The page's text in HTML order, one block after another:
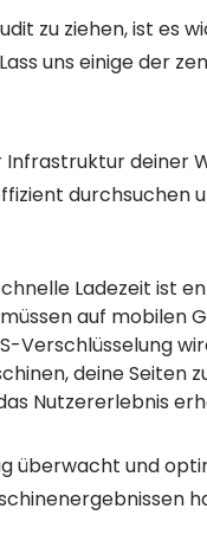
zu ziehen, ist es
uns einige der
deiner
durchsuchen
Ladezeit ist
auf mobilen
Verschlüsselung
deine Seiten
Nutzererlebnis
überwacht und